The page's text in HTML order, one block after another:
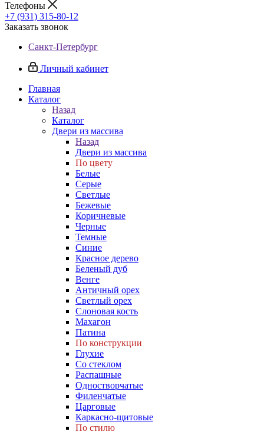
Телефоны
+7 (931) 315-80-12
Заказать звонок
Санкт-Петербург
Личный кабинет
Главная
Каталог
Назад
Каталог
Двери из массива
Назад
Двери из массива
По цвету
Белые
Серые
Светлые
Бежевые
Коричневые
Черные
Темные
Синие
Красное дерево
Беленый дуб
Венге
Античный орех
Светлый орех
Слоновая кость
Махагон
Патина
По конструкции
Глухие
Со стеклом
Распашные
Одностворчатые
Филенчатые
Царговые
Каркасно-щитовые
По стилю